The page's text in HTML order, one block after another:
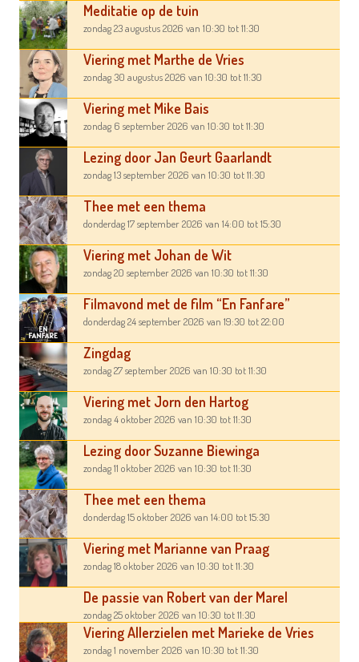
Meditatie op de tuin
zondag 23 augustus 2026 van 10:30 tot 11:30
Viering met Marthe de Vries
zondag 30 augustus 2026 van 10:30 tot 11:30
Viering met Mike Bais
zondag 6 september 2026 van 10:30 tot 11:30
Lezing door Jan Geurt Gaarlandt
zondag 13 september 2026 van 10:30 tot 11:30
Thee met een thema
donderdag 17 september 2026 van 14:00 tot 15:30
Viering met Johan de Wit
zondag 20 september 2026 van 10:30 tot 11:30
Filmavond met de film “En Fanfare”
donderdag 24 september 2026 van 19:30 tot 22:00
Zingdag
zondag 27 september 2026 van 10:30 tot 11:30
Viering met Jorn den Hartog
zondag 4 oktober 2026 van 10:30 tot 11:30
Lezing door Suzanne Biewinga
zondag 11 oktober 2026 van 10:30 tot 11:30
Thee met een thema
donderdag 15 oktober 2026 van 14:00 tot 15:30
Viering met Marianne van Praag
zondag 18 oktober 2026 van 10:30 tot 11:30
De passie van Robert van der Marel
zondag 25 oktober 2026 van 10:30 tot 11:30
Viering Allerzielen met Marieke de Vries
zondag 1 november 2026 van 10:30 tot 11:30